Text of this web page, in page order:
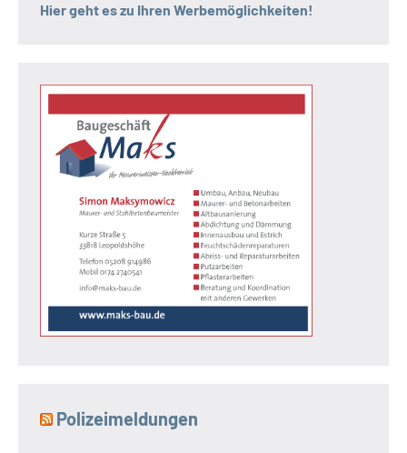
Hier geht es zu Ihren Werbemöglichkeiten!
Polizeimeldungen